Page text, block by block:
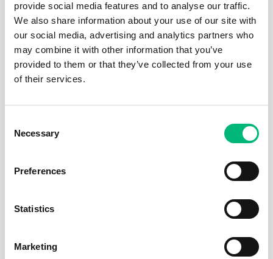
provide social media features and to analyse our traffic.
We also share information about your use of our site with
our social media, advertising and analytics partners who
may combine it with other information that you’ve
provided to them or that they’ve collected from your use
of their services.
Selection
Necessary
Preferences
Statistics
Marketing
Elgiganten Hässleholm söker Sales Advisor
Säljare för miljövänliga produkter i
Green Unity AB
Synoptik Sweden Aktiebolag
Sales Advisor 30h - Permanent contract
Populära jobb inom Försäljning, inköp,